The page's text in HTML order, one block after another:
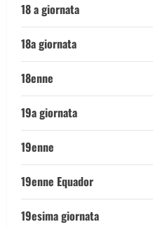
18 a giornata
18a giornata
18enne
19a giornata
19enne
19enne Equador
19esima giornata